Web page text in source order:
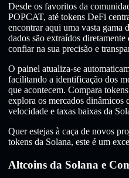
Desde os favoritos da
POPCAT, até tokens DeFi
encontrar aqui uma vasta gama
dados são extraídos
confiar na sua precisão e
O painel atualiza-se
facilitando a identificação dos
que acontecem. Compara
explora os mercados
velocidade e taxas baixas da
Quer estejas à caça de novos
tokens da Solana, este é um
Altcoins da Solana e